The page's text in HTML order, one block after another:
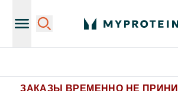
ЗАКАЗЫ ВРЕМЕННО НЕ